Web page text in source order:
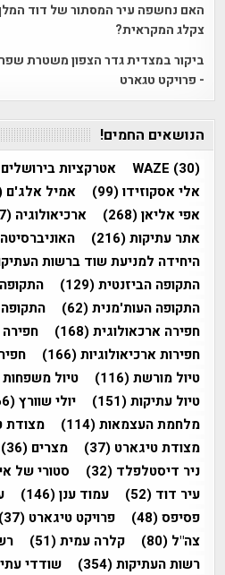
האם נחשפה עיר המסתור של דוד
צקלג המקראית?
ביקור במצדית גדר הצפון משטרת
- פרויקט טגארט
הנושאים החמים!
WAZE (30) אטרקציות בירושלים
אלי אסקוזידו(99) אמיל אלג'ם
אפי אליאן(268) ארכיאולוגיה (207)
אתר עתיקות(216)
היחידה למניעת שוד ברשות
התקופה הביזנטית(129)
התקופה העות'מנית(62)
חפירה ארכאולוגית(168) חפירה
חפירות ארכיאולוגיות(166)
טיול מורשת(116) טיול משפחות
טיול עתיקות(151) יולי שוורץ(66)
מלחמת העצמאות(114) מצודת
מצודת טיגארט (37) מצרים (36)
ניר דיסטלפלד (32) סטורי של
עיר דוד (52) עמוד ענן(146)
פסיפס(48) פרויקט טיגארט (37)
צה"ל (80) קלרה עמית(51)
רשות העתיקות(354) שודדי